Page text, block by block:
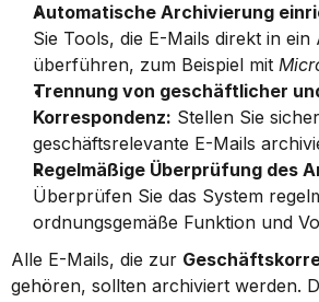
Automatische Archivierung
Sie Tools, die E-Mails direkt in
überführen, zum Beispiel mit
Trennung von geschäftlicher
Korrespondenz: Stellen Sie
geschäftsrelevante E-Mails
Regelmäßige Überprüfung des
Überprüfen Sie das System
ordnungsgemäße Funktion und
Alle E-Mails, die zur
gehören, sollten archiviert werden.